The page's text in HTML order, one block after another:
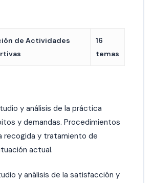
de Actividades
16
temas
y análisis de la práctica
y demandas. Procedimientos
recogida y tratamiento de
actual.
y análisis de la satisfacción y